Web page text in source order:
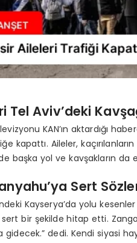
Tel Aviv’deki
KAN’ın aktardığı
kapattı. Aileler,
başka yol ve kavşakların da
Sert
Kayserya’da yolu
sert bir şekilde hitap etti.
dedi. Kendi siyasi